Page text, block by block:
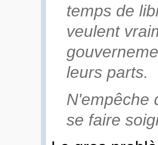
temps de
veulent
leurs parts.
N'empêche
se faire